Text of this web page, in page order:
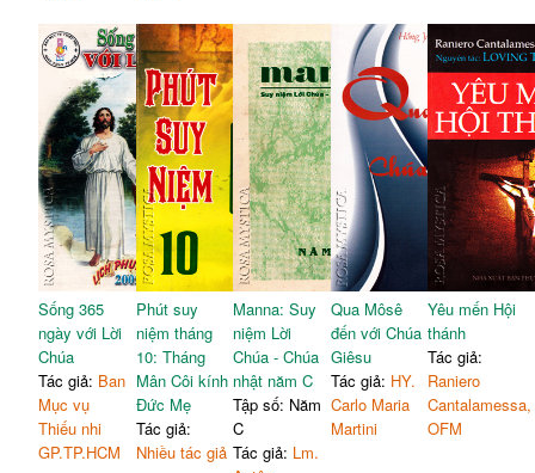
Sống 365
ngày với Lời
Chúa
Tác giả: Ban
Mục vụ
Thiếu nhi
GP.TP.HCM
Phút suy
niệm tháng
10: Tháng
Mân Côi kính
Đức Mẹ
Tác giả:
Nhiều tác giả
Manna: Suy
niệm Lời
Chúa - Chúa
nhật năm C
Tập số: Năm
C
Tác giả: Lm.
Qua Môsê
đến với Chúa
Giêsu
Tác giả: HY.
Carlo Maria
Martini
Yêu mến Hội
thánh
Tác giả:
Raniero
Cantalamessa,
OFM